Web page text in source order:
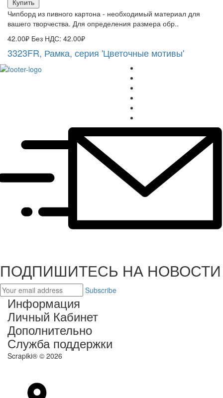
Купить
Чипборд из пивного картона - необходимый материал для
вашего творчества. Для определения размера обр..
42.00₽ Без НДС: 42.00₽
3323FR, Рамка, серия 'Цветочные мотивы'
ПОДПИШИТЕСЬ НА НОВОСТИ
Subscribe
Информация
Личный Кабинет
Дополнительно
Служба поддержки
Scrapiki® © 2026